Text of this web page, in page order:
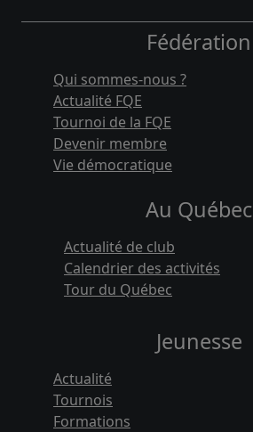
Fédération
Qui sommes-nous ?
Actualité FQE
Tournoi de la FQE
Devenir membre
Vie démocratique
Au Québec
Actualité de club
Calendrier des activités
Tour du Québec
Jeunesse
Actualité
Tournois
Formations